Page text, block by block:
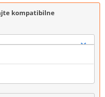
kompatibilne